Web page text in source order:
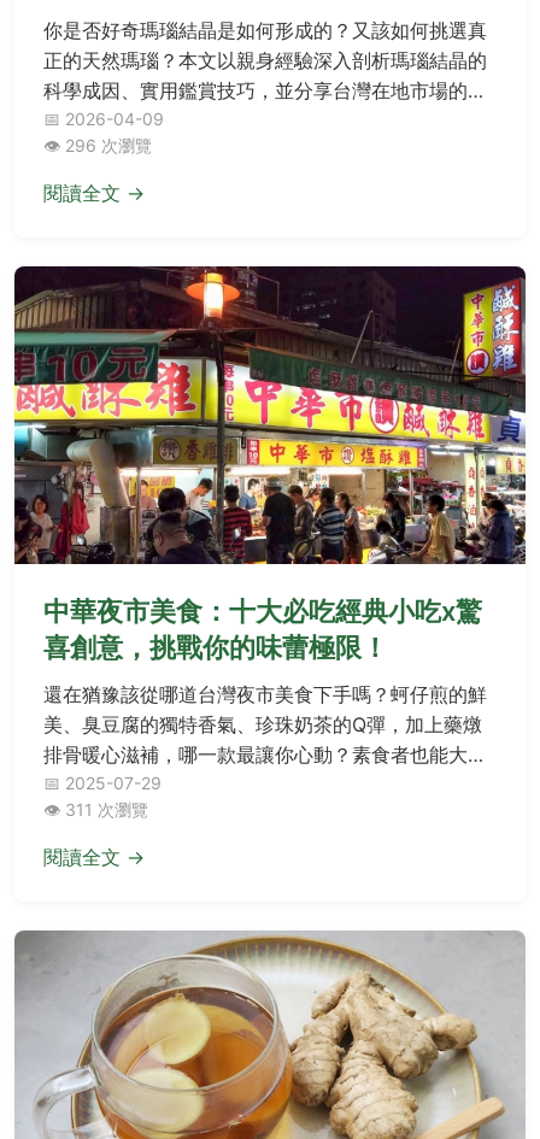
你是否好奇瑪瑙結晶是如何形成的？又該如何挑選真
正的天然瑪瑙？本文以親身經驗深入剖析瑪瑙結晶的
科學成因、實用鑑賞技巧，並分享台灣在地市場的收
藏心得，幫助你避開常見陷阱，從新手晉升行家。
📅 2026-04-09
👁️ 296 次瀏覽
閱讀全文 →
中華夜市美食：十大必吃經典小吃x驚
喜創意，挑戰你的味蕾極限！
還在猶豫該從哪道台灣夜市美食下手嗎？蚵仔煎的鮮
美、臭豆腐的獨特香氣、珍珠奶茶的Q彈，加上藥燉
排骨暖心滋補，哪一款最讓你心動？素食者也能大啖
花生捲冰淇淋或酥脆蚵嗲！想知道避開人潮祕訣、外
帶保持酥脆技巧，或是哪裡找素食友善攤位？本篇夜
市生存攻略與Q&A，帶你輕鬆征服每一攤罪惡系宵
夜！
📅 2025-07-29
👁️ 311 次瀏覽
閱讀全文 →